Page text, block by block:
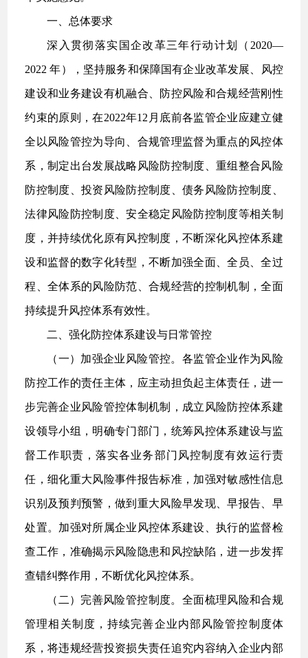
一、总体要求
深入贯彻落实国企改革三年行动计划（2020—
2022 年），坚持服务和保障国有企业改革发展、风控
建设和业务建设有机融合、防控风险和合规经营刚性
约束的原则，在2022年12月底前各监管企业应建立健
全以风险管控为导向、合规管理监督为重点的风控体
系，制定出台发展战略风险防控制度、重组整合风险
防控制度、投资风险防控制度、债务风险防控制度、
法律风险防控制度、安全稳定风险防控制度等相关制
度，并持续优化原有风控制度，不断深化风控体系建
设和监督的数字化转型，不断加强全面、全员、全过
程、全体系的风险防范、合规经营的控制机制，全面
持续提升风控体系有效性。
二、强化防控体系建设与日常管控
（一）加强企业风险管控。各监管企业作为风险
防控工作的责任主体，应主动担负起主体责任，进一
步完善企业风险管控体制机制，成立风险防控体系建
设领导小组，明确专门部门，统筹风控体系建设与监
督工作职责，落实各业务部门风控制度有效运行责
任，细化重大风险事件报告标准，加强对敏感性信息
识别及预判预警，做到重大风险早发现、早报告、早
处置。加强对所属企业风控体系建设、执行的监督检
查工作，准确揭示风险隐患和风控缺陷，进一步发挥
查错纠弊作用，不断优化风控体系。
（二）完善风险管控制度。全面梳理风险和合规
管理相关制度，持续完善企业内部风险管控制度体
系，将违规经营投资损失责任追究内容纳入企业内部